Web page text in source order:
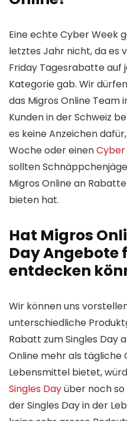
Eine echte Cyber Week
letztes Jahr nicht, da es
Friday Tagesrabatte auf
Kategorie gab. Wir
das Migros Online Team
Kunden in der Schweiz
es keine Anzeichen
Woche oder einen
sollten
Migros Online an
bieten hat.
Hat Migros
Day Angebote
entdecken
Wir können uns
unterschiedliche
Rabatt zum Singles Day
Online mehr als tägliche
Lebensmittel bietet,
Singles Dayüber noch
der Singles Day in der